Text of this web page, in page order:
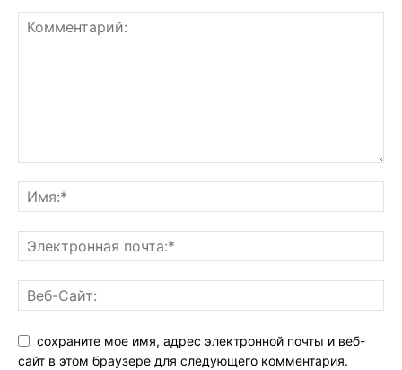
сохраните мое имя, адрес электронной почты и веб-
сайт в этом браузере для следующего комментария.